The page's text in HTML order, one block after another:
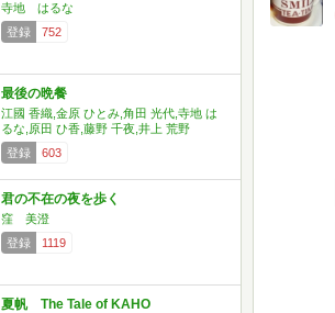
寺地 はるな
登録
752
最後の晩餐
江國 香織,金原 ひとみ,角田 光代,寺地 は
るな,原田 ひ香,藤野 千夜,井上 荒野
登録
603
君の不在の夜を歩く
窪 美澄
登録
1119
夏帆 The Tale of KAHO